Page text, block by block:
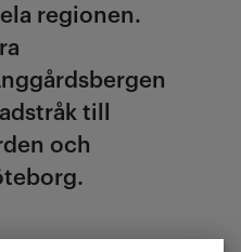
regionen.
till
och